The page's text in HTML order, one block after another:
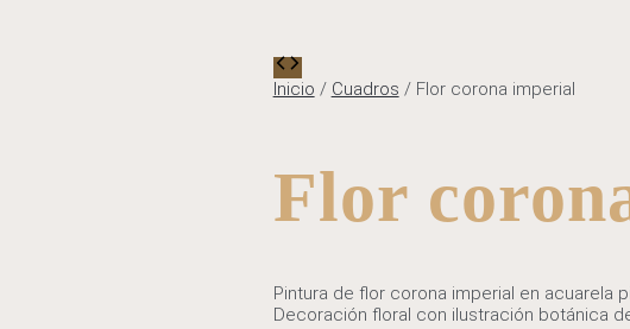
Inicio / Cuadros / Flor corona imperial
Flor
Pintura de flor corona imperial en acuarela
Decoración floral con ilustración botánica